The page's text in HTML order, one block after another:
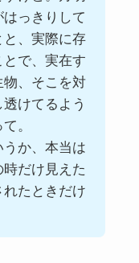
っきりして
、実際に存
で、実在す
物、そこを対
けてるよう
。
か、本当は
だけ見えた
たときだけ